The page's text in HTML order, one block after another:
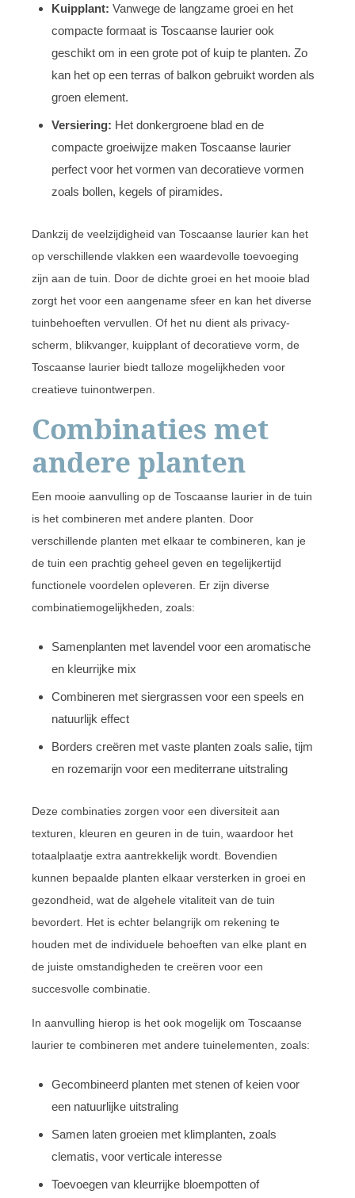
Kuipplant: Vanwege de langzame groei en het
compacte formaat is Toscaanse laurier ook
geschikt om in een grote pot of kuip te planten. Zo
kan het op een terras of balkon gebruikt worden als
groen element.
Versiering: Het donkergroene blad en de
compacte groeiwijze maken Toscaanse laurier
perfect voor het vormen van decoratieve vormen
zoals bollen, kegels of piramides.
Dankzij de veelzijdigheid van Toscaanse laurier kan het
op verschillende vlakken een waardevolle toevoeging
zijn aan de tuin. Door de dichte groei en het mooie blad
zorgt het voor een aangename sfeer en kan het diverse
tuinbehoeften vervullen. Of het nu dient als privacy-
scherm, blikvanger, kuipplant of decoratieve vorm, de
Toscaanse laurier biedt talloze mogelijkheden voor
creatieve tuinontwerpen.
Combinaties met
andere planten
Een mooie aanvulling op de Toscaanse laurier in de tuin
is het combineren met andere planten. Door
verschillende planten met elkaar te combineren, kan je
de tuin een prachtig geheel geven en tegelijkertijd
functionele voordelen opleveren. Er zijn diverse
combinatiemogelijkheden, zoals:
Samenplanten met lavendel voor een aromatische
en kleurrijke mix
Combineren met siergrassen voor een speels en
natuurlijk effect
Borders creëren met vaste planten zoals salie, tijm
en rozemarijn voor een mediterrane uitstraling
Deze combinaties zorgen voor een diversiteit aan
texturen, kleuren en geuren in de tuin, waardoor het
totaalplaatje extra aantrekkelijk wordt. Bovendien
kunnen bepaalde planten elkaar versterken in groei en
gezondheid, wat de algehele vitaliteit van de tuin
bevordert. Het is echter belangrijk om rekening te
houden met de individuele behoeften van elke plant en
de juiste omstandigheden te creëren voor een
succesvolle combinatie.
In aanvulling hierop is het ook mogelijk om Toscaanse
laurier te combineren met andere tuinelementen, zoals:
Gecombineerd planten met stenen of keien voor
een natuurlijke uitstraling
Samen laten groeien met klimplanten, zoals
clematis, voor verticale interesse
Toevoegen van kleurrijke bloempotten of